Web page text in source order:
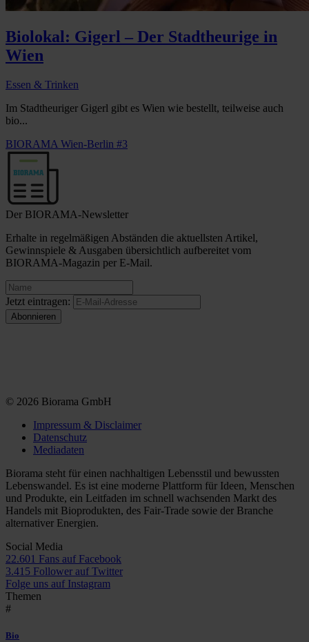
Biolokal: Gigerl – Der Stadtheurige in
Wien
Essen & Trinken
Im Stadtheuriger Gigerl gibt es Wien wie bestellt, teilweise auch
bio...
BIORAMA Wien-Berlin #3
Der BIORAMA-Newsletter
Erhalte in regelmäßigen Abständen die aktuellsten Artikel,
Gewinnspiele & Ausgaben übersichtlich aufbereitet vom
BIORAMA-Magazin per E-Mail.
Jetzt eintragen:
© 2026 Biorama GmbH
Impressum & Disclaimer
Datenschutz
Mediadaten
Biorama steht für einen nachhaltigen Lebensstil und bewussten
Lebenswandel. Es ist eine moderne Plattform für Ideen, Menschen
und Produkte, ein Leitfaden im schnell wachsenden Markt des
Handels mit Bioprodukten, des Fair-Trade sowie der Branche
alternativer Energien.
Social Media
22.601 Fans auf Facebook
3.415 Follower auf Twitter
Folge uns auf Instagram
Themen
#
Bio